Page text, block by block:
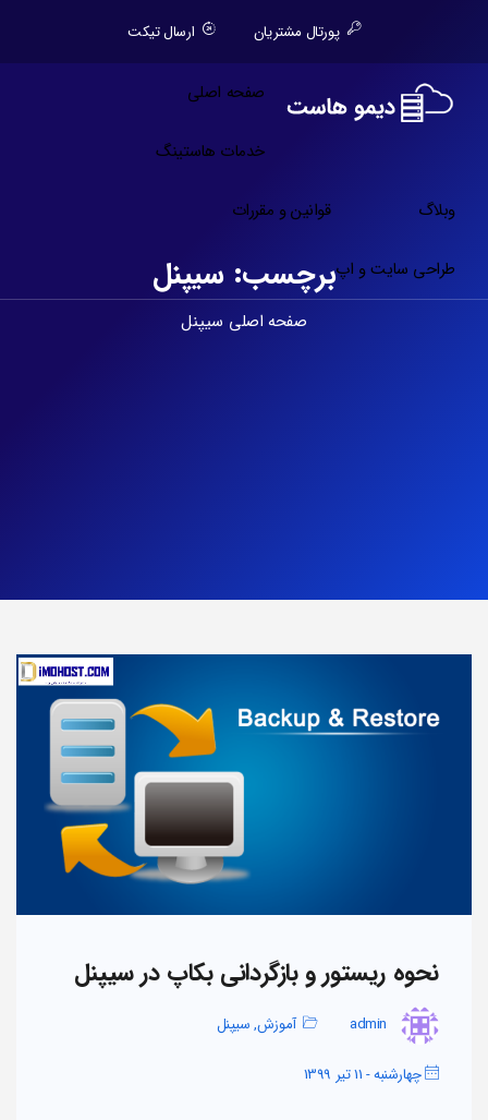
پورتال مشتریان ارسال تیکت
صفحه اصلی
خدمات هاستینگ
وبلاگ قوانین و مقررات
طراحی سایت و اپبرچسب: سیپنل
صفحه اصلی سیپنل
نحوه ریستور و بازگردانی بکاپ در سیپنل
admin آموزش,سیپنل
چهارشنبه - 11 تیر 1399